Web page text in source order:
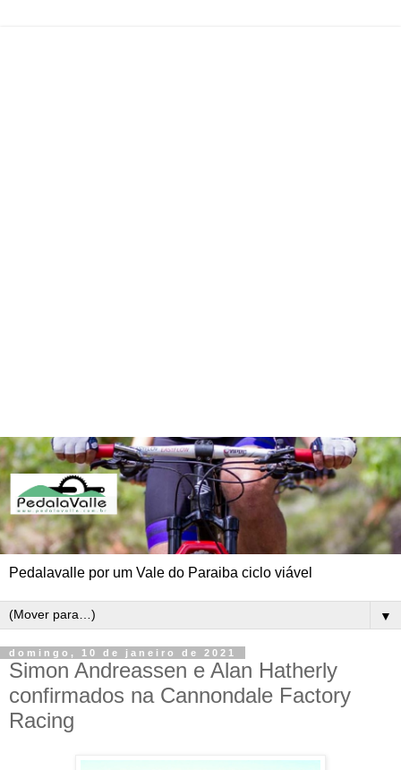
Pedalavalle por um Vale do Paraiba ciclo viável
▼
domingo, 10 de janeiro de 2021
Simon Andreassen e Alan Hatherly
confirmados na Cannondale Factory
Racing